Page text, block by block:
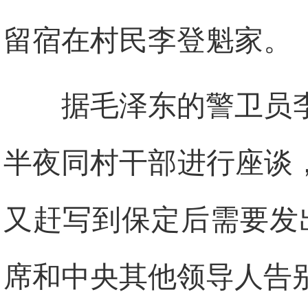
留宿在村民李登魁家。
据毛泽东的警卫员
半夜同村干部进行座谈
又赶写到保定后需要
席和中央其他领导人告